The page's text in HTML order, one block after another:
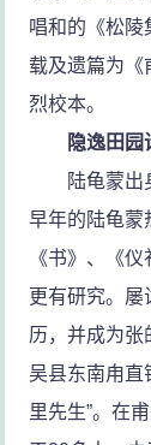
唱和的《松陵
载及遗篇为《
烈校本。
隐逸田园
陆龟蒙出身
早年的陆龟蒙
《书》、《
更有研究。
历，并成为张
吴县东南甪直
里先生”。在